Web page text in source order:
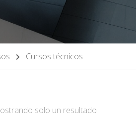
Cursos técnicos
solo un resultado